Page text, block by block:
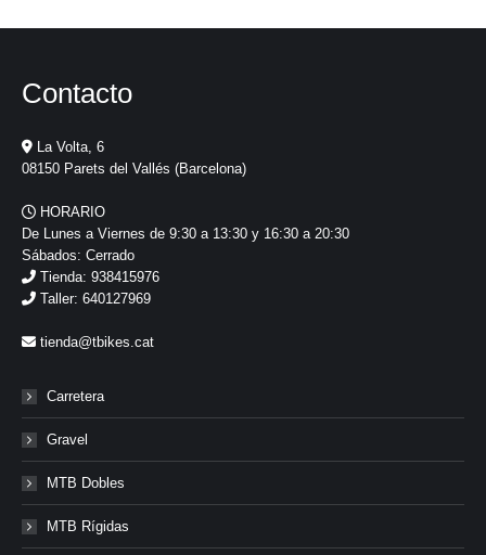
Contacto
La Volta, 6
08150 Parets del Vallés (Barcelona)
HORARIO
De Lunes a Viernes de 9:30 a 13:30 y 16:30 a 20:30
Sábados: Cerrado
Tienda: 938415976
Taller: 640127969
tienda@tbikes.cat
Carretera
Gravel
MTB Dobles
MTB Rígidas